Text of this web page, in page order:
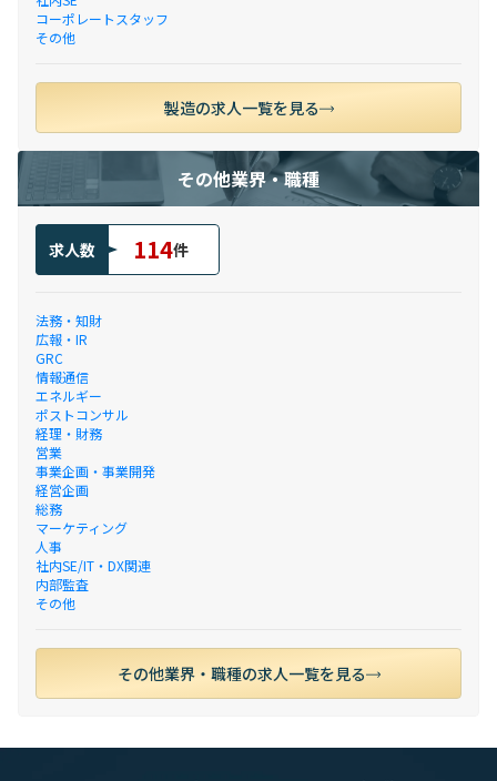
コーポレートスタッフ
その他
製造の求人一覧を見る
その他業界・職種
求人数 114件
法務・知財
広報・IR
GRC
情報通信
エネルギー
ポストコンサル
経理・財務
営業
事業企画・事業開発
経営企画
総務
マーケティング
人事
社内SE/IT・DX関連
内部監査
その他
その他業界・職種の求人一覧を見る